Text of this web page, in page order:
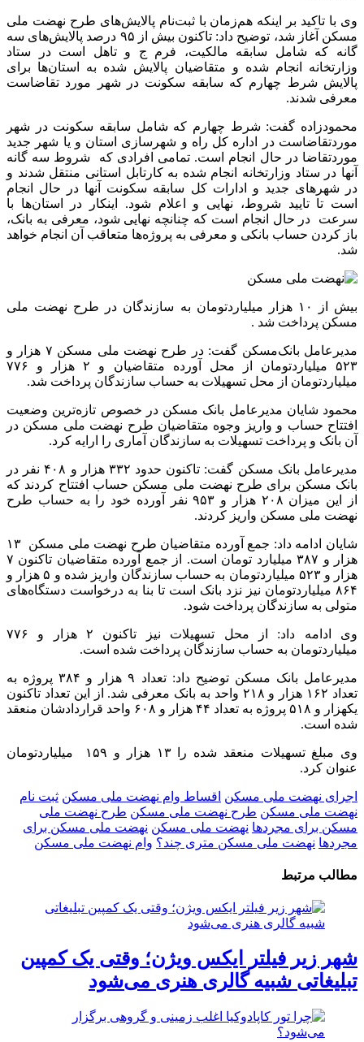
وی با تاکید بر اینکه هم‌زمان با ثبت‌نام پالایش‌های طرح نهضت ملی
مسکن آغاز شد، توضیح داد: تاکنون بیش از ۹۵ درصد پالایش‌های سه
گانه که شامل سابقه مالکیت، فرم ج و تاهل است در ستاد
وزارتخانه انجام شده و متقاضیان پالایش شده به استان‌ها برای
پالایش شرط چهارم که سابقه سکونت در شهر مورد تقاضاست
معرفی شدند.
محمودزاده گفت: شرط چهارم که شامل سابقه سکونت در شهر
موردتقاضاست در اداره کل راه و شهرسازی استان و یا شهر جدید
موردتقاضا در حال انجام است. تمامی افرادی که شروط سه گانه
آنها در ستاد وزارتخانه انجام شده به کارتابل استانی منتقل شدند و
در شهرهای جدید و ادارات کل سابقه سکونت آنها در حال انجام
است تا تایید شروط، نهایی و اعلام شود. اینکار در استان‌ها با
سرعت در حال انجام است که چنانچه نهایی شود، معرفی به بانک،
باز کردن حساب بانکی و معرفی به پروژه‌ها متعاقب آن انجام خواهد
شد.
بیش از ۱۰ هزار میلیاردتومان به سازندگان در طرح نهضت ملی
مسکن پرداخت شد .
مدیرعامل بانک‌مسکن گفت: در طرح نهضت ملی مسکن ۷ هزار و
۵۲۳ میلیاردتومان از محل آورده متقاضیان و ۲ هزار و ۷۷۶
میلیاردتومان از محل تسهیلات به حساب سازندگان پرداخت شد.
محمود شایان مدیرعامل بانک مسکن در خصوص تازه‌ترین وضعیت
افتتاح حساب و واریز وجوه متقاضیان طرح نهضت ملی مسکن در
آن بانک و پرداخت تسهیلات به سازندگان آماری را ارایه کرد.
مدیرعامل بانک مسکن گفت: تاکنون حدود ۳۳۲ هزار و ۴۰۸ نفر در
بانک مسکن برای طرح نهضت ملی مسکن حساب افتتاح کردند که
از این میزان ۲۰۸ هزار و ۹۵۳ نفر آورده خود را به حساب طرح
نهضت ملی مسکن واریز کردند.
شایان ادامه داد: جمع آورده متقاضیان طرح نهضت ملی مسکن ۱۳
هزار و ۳۸۷ میلیارد تومان است. از جمع آورده متقاضیان تاکنون ۷
هزار و ۵۲۳ میلیاردتومان به حساب سازندگان واریز شده و ۵ هزار و
۸۶۴ میلیاردتومان نیز نزد بانک است تا بنا به درخواست دستگاه‌های
متولی به سازندگان پرداخت شود.
وی ادامه داد: از محل تسهیلات نیز تاکنون ۲ هزار و ۷۷۶
میلیاردتومان به حساب سازندگان پرداخت شده است.
مدیرعامل بانک مسکن توضیح داد: تعداد ۹ هزار و ۳۸۴ پروژه به
تعداد ۱۶۲ هزار و ۲۱۸ واحد به بانک معرفی شد. از این تعداد تاکنون
یکهزار و ۵۱۸ پروژه به تعداد ۴۴ هزار و ۶۰۸ واحد قراردادشان منعقد
شده است.
وی مبلغ تسهیلات منعقد شده را ۱۳ هزار و ۱۵۹ میلیاردتومان
عنوان کرد.
اجرای نهضت ملی مسکن اقساط وام نهضت ملی مسکن ثبت نام
نهضت ملی مسکن طرح نهضت ملی مسکن طرح نهضت ملی
مسکن برای مجردها نهضت ملی مسکن نهضت ملی مسکن برای
مجردها نهضت ملی مسکن متری چند؟ وام نهضت ملی مسکن
مطالب مرتبط
شهر زیر فیلتر ایکس ویژن؛ وقتی یک کمپین
تبلیغاتی شبیه گالری هنری می‌شود